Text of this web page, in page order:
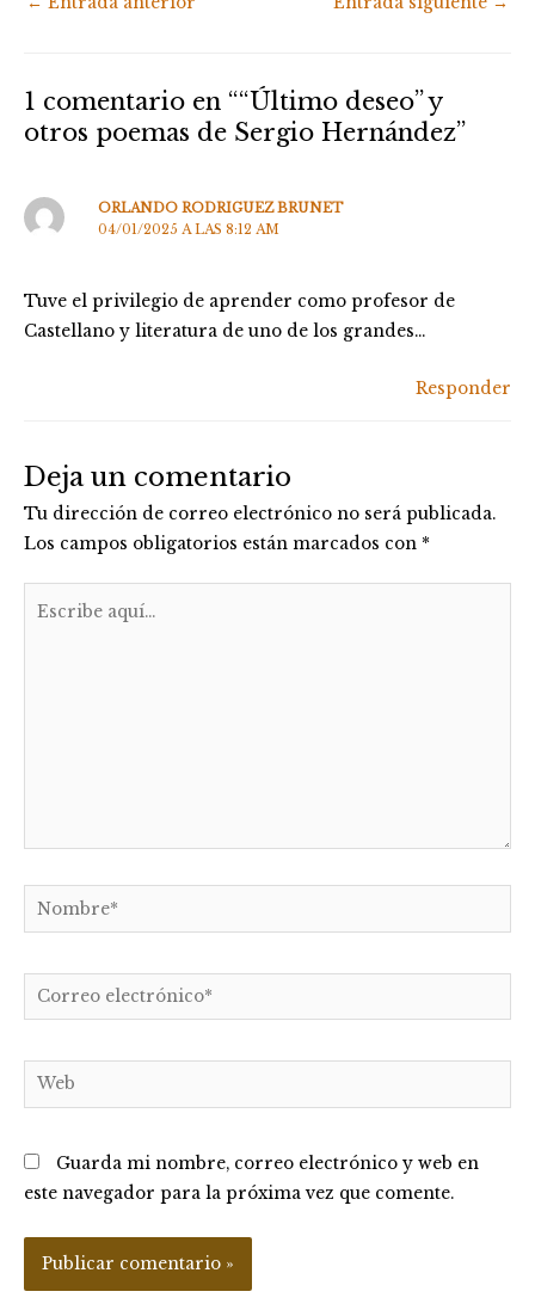
1 comentario en ““Último deseo” y
otros poemas de Sergio Hernández”
ORLANDO RODRIGUEZ BRUNET
04/01/2025 A LAS 8:12 AM
Tuve el privilegio de aprender como profesor de
Castellano y literatura de uno de los grandes…
Responder
Deja un comentario
Tu dirección de correo electrónico no será publicada.
Los campos obligatorios están marcados con *
Nombre*
Correo
electrónico*
Web
Guarda mi nombre, correo electrónico y web en
este navegador para la próxima vez que comente.